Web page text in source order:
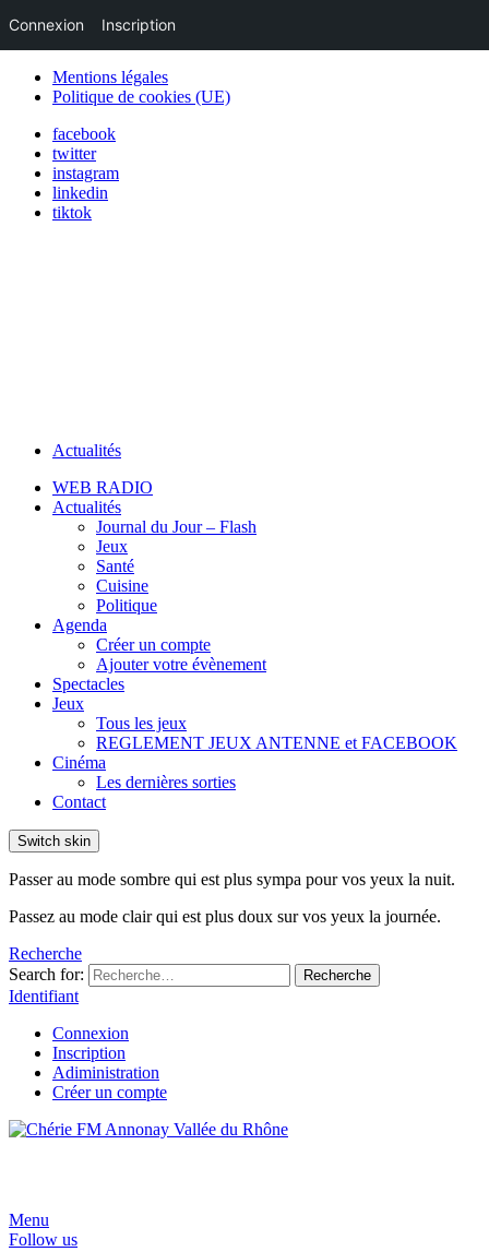
Mentions légales
Politique de cookies (UE)
facebook
twitter
instagram
linkedin
tiktok
Actualités
WEB RADIO
Actualités
Journal du Jour – Flash
Jeux
Santé
Cuisine
Politique
Agenda
Créer un compte
Ajouter votre évènement
Spectacles
Jeux
Tous les jeux
REGLEMENT JEUX ANTENNE et FACEBOOK
Cinéma
Les dernières sorties
Contact
Switch skin
Passer au mode sombre qui est plus sympa pour vos yeux la nuit.
Passez au mode clair qui est plus doux sur vos yeux la journée.
Recherche
Search for:
Recherche
Identifiant
Connexion
Inscription
Adiministration
Créer un compte
Menu
Follow us
Connexion Inscription